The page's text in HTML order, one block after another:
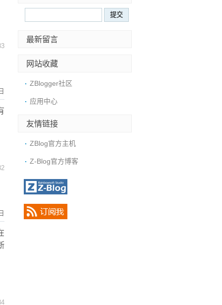
最新留言
网站收藏
ZBlogger社区
应用中心
友情链接
ZBlog官方主机
Z-Blog官方博客